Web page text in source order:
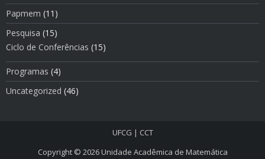
Papmem (11)
Pesquisa (15)
Ciclo de Conferências (15)
Programas (4)
Uncategorized (46)
UFCG | CCT
Copyright © 2026Unidade Acadêmica de Matemática